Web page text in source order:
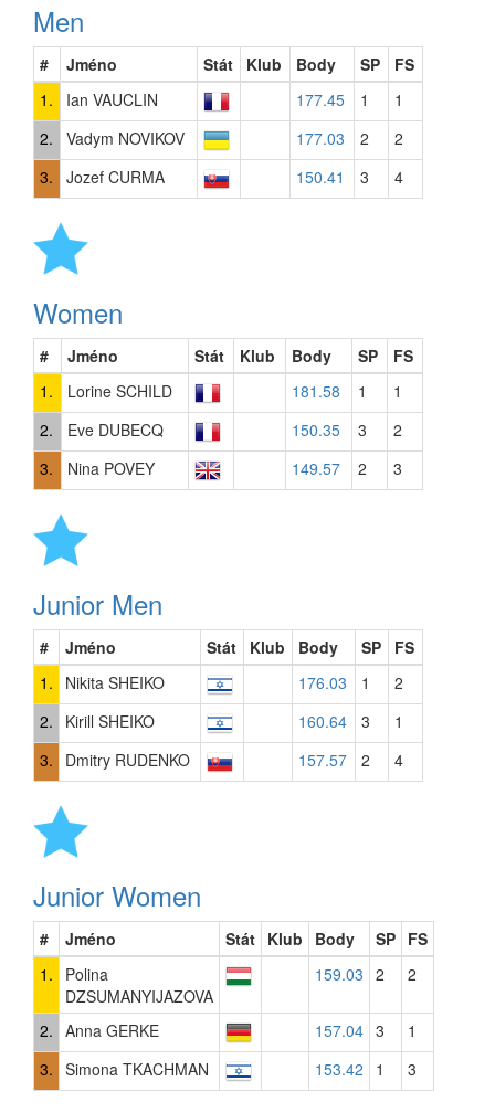
Men
# Jméno Stát Klub Body SP
FS
1.
Ian VAUCLIN 177.45 1
1
2.
Vadym NOVIKOV 177.03 2
2
3.
Jozef CURMA 150.41 3 4
Women
# Jméno Stát Klub Body SP
FS
1.
Lorine SCHILD 181.58 1
1
2.
Eve DUBECQ 150.35 3
2
3.
Nina POVEY 149.57 2 3
Junior Men
# Jméno Stát Klub Body SP
FS
1.
Nikita SHEIKO 176.03 1
2
2.
Kirill SHEIKO 160.64 3
1
3.
Dmitry RUDENKO 157.57 2 4
Junior Women
# Jméno Stát Klub Body SP FS
1.
Polina
DZSUMANYIJAZOVA
159.03 2 2
2. Anna GERKE 157.04 3
1
3. Simona TKACHMAN 153.42 1 3